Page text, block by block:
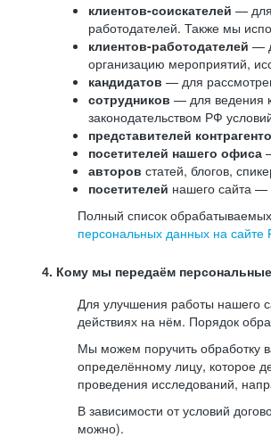
клиентов-соискателей — для
работодателей. Также мы
клиентов-работодателей —
организацию мероприятий,
кандидатов — для
сотрудников — для ведения
законодательством РФ
представителей
посетителей нашего офиса
авторов статей, блогов,
посетителей нашего сайта —
Полный список
персональных данных на сайте
4. Кому мы передаём
Для улучшения работы нашего
действиях на нём. Порядок
Мы можем поручить обработку
определённому лицу, которое
проведения исследований,
В зависимости от условий
можно).